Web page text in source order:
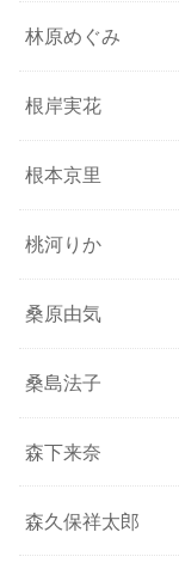
林原めぐみ
根岸実花
根本京里
桃河りか
桑原由気
桑島法子
森下来奈
森久保祥太郎